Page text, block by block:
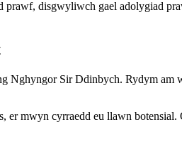
disgwyliwch gael adolygiad
Sir Ddinbych. Rydym
mwyn cyrraedd eu llawn